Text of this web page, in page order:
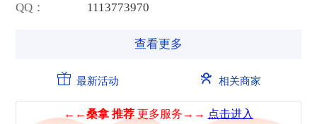
QQ：
1113773970
查看更多
最新活动 相关商家